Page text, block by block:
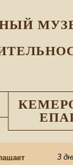
3 дня